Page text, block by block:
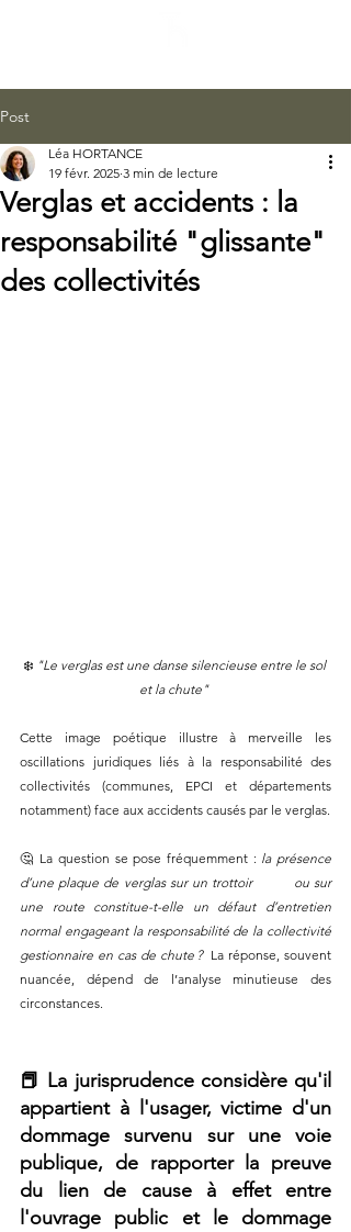
Post
Verglas et accidents : la
responsabilité "glissante"
des collectivités
Léa HORTANCE
19 févr. 2025 3 min de lecture
❄️ "Le verglas est une danse silencieuse entre le sol
et la chute"
Cette image poétique illustre à merveille les
oscillations juridiques liés à la responsabilité des
collectivités (communes, EPCI et départements
🤔 La question se pose fréquemment : la présence
d’une plaque de verglas sur un trottoir 	ou sur
une route constitue-t-elle un défaut d’entretien
normal engageant la responsabilité de la collectivité
gestionnaire en cas de chute ? La réponse, souvent
nuancée, dépend de l’analyse minutieuse des
circonstances.
📕 La jurisprudence considère qu'il
appartient à l'usager, victime d'un
dommage survenu sur une voie
publique, de rapporter la preuve
du lien de cause à effet entre
l'ouvrage public et le dommage